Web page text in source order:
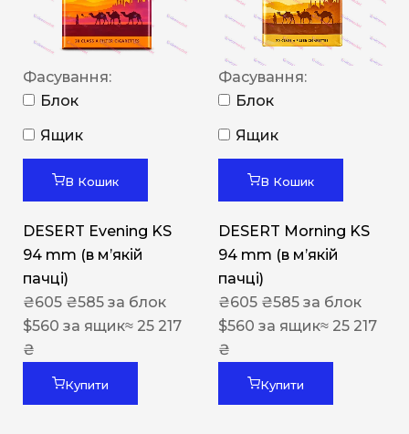
Фасування:
Блок
Ящик
В Кошик
DESERT Evening KS
94 mm (в мʼякій
пачці)
₴605 ₴585 за блок
$560 за ящик≈ 25 217
₴
Купити
Фасування:
Блок
Ящик
В Кошик
DESERT Morning KS
94 mm (в мʼякій
пачці)
₴605 ₴585 за блок
$560 за ящик≈ 25 217
₴
Купити